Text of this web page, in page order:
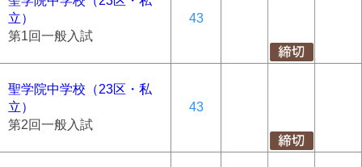
立）
第1回一般入試
43
聖学院中学校（23区・私
立）
第2回一般入試
43